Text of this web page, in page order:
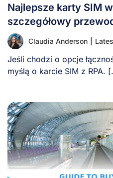
Najlepsze karty SIM
szczegółowy
Claudia Anderson
Jeśli chodzi o opcje
myślą o karcie SIM z RPA.